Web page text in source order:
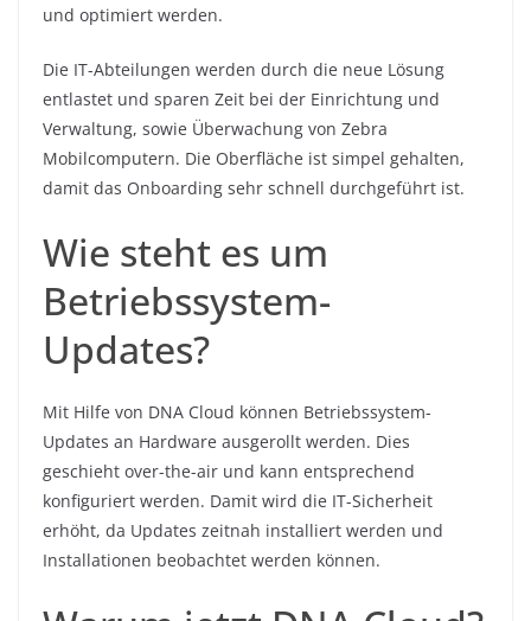
und optimiert werden.
Die IT-Abteilungen werden durch die neue Lösung
entlastet und sparen Zeit bei der Einrichtung und
Verwaltung, sowie Überwachung von Zebra
Mobilcomputern. Die Oberfläche ist simpel gehalten,
damit das Onboarding sehr schnell durchgeführt ist.
Wie steht es um
Betriebssystem-
Updates?
Mit Hilfe von DNA Cloud können Betriebssystem-
Updates an Hardware ausgerollt werden. Dies
geschieht over-the-air und kann entsprechend
konfiguriert werden. Damit wird die IT-Sicherheit
erhöht, da Updates zeitnah installiert werden und
Installationen beobachtet werden können.